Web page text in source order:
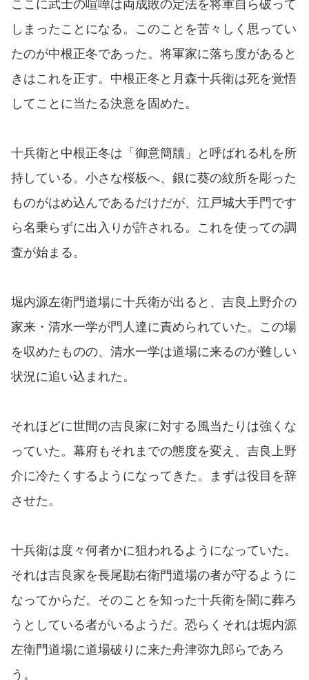
ここに武士の喧嘩は両成敗の定法を将軍自ら破って
しまったことになる。このことを苦々しく思ってい
たのが中根正冬であった。将軍家に落ち度があると
きはこれを正す。中根正冬と月森十兵衛は死を覚悟
してことに当たる決意を固めた。
十兵衛と中根正冬は「御意簡牘」と呼ばれる札を所
持している。小さな桜板へ、銀に葵の紋所を彫った
ものがはめ込んであるだけだが、江戸城大手門です
ら名乗らずに出入りが許される。これを使っての調
査が始まる。
堀内源左衛門道場に十兵衛が出ると、吉良上野介の
家来・清水一学が門人達に責められていた。この場
を収めたものの、清水一学は道場に来るのが難しい
状況に追い込まれた。
それほどに世間の吉良家に対する風当たりは強くな
っていた。幕府もそれまでの態度を変え、吉良上野
介に冷たくするようになってきた。まずは役目を辞
させた。
十兵衛は度々何者かに狙われるようになっていた。
それは吉良家を長尾勘右衛門道場の者が守るように
なってからだ。そのことを知った十兵衛を闇に葬ろ
うとしている者がいるようだ。恐らくそれは堀内源
左衛門道場に道場破りに来た舟津弥九郎らであろ
う。